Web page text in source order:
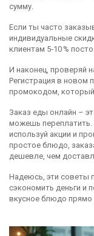
сумму.
Если ты часто
индивидуальные
клиентам 5‑10 %
И наконец, проверяй
Регистрация в новом
промокодом, который
Заказ еды онлайн –
можешь
используй акции и
простое блюдо,
дешевле, чем
Надеюсь, эти советы
сэкономить деньги и
вкусное блюдо прямо